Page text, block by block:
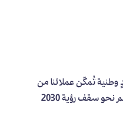
تُمكّن عملائنا من
سقف رؤية 2030